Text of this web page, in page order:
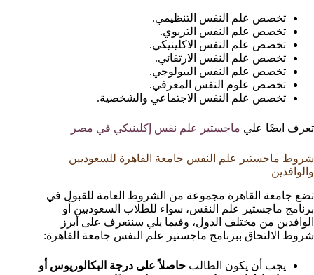
تخصص علم النفس التنظيمي.
تخصص علم النفس التربوي.
تخصص علم النفس الاكلينيكي.
تخصص علم النفس الارتقائي.
تخصص علم النفس البيولوجي.
تخصص علوم النفس المعرفي.
تخصص علم النفس الاجتماعي والشخصية.
تعرف ايضًا علي ماجستير علم نفس إكلينيكي في مصر
شروط ماجستير علم النفس جامعة القاهرة للسعوديين
والوافدين
تضع جامعة القاهرة مجموعة من الشروط العامة للقبول في
برنامج ماجستير علم النفس، سواء للطلاب السعوديين أو
الوافدين من مختلف الدول، وفيما يلي سنتعرف على أبرز
شروط الالتحاق ببرنامج ماجستير علم النفس جامعة القاهرة:
يجب أن يكون الطالب حاصلاً على درجة البكالوريوس أو